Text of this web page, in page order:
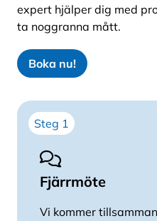
SOLAR
tillverkas i Finland
får 5 års garanti och
expert hjälper dig med
ta noggranna mått.
Boka nu!
Steg 1
Fjärrmöte
Vi kommer